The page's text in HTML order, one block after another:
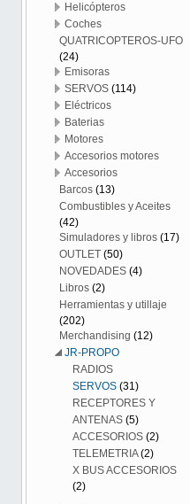
Helicópteros
Coches
QUATRICOPTEROS-UFO
(24)
Emisoras
SERVOS (114)
Eléctricos
Baterias
Motores
Accesorios motores
Accesorios
Barcos (13)
Combustibles y Aceites
(42)
Simuladores y libros (17)
OUTLET (50)
NOVEDADES (4)
Libros (2)
Herramientas y utillaje
(202)
Merchandising (12)
JR-PROPO
RADIOS
SERVOS (31)
RECEPTORES Y
ANTENAS (5)
ACCESORIOS (2)
TELEMETRIA (2)
X BUS ACCESORIOS
(2)